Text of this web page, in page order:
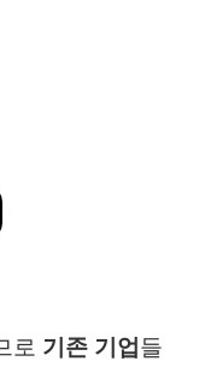
로 기존 기업 들